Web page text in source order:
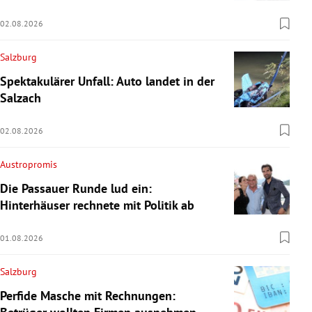
02.08.2026
Salzburg
Spektakulärer Unfall: Auto landet in der
Salzach
02.08.2026
Austropromis
Die Passauer Runde lud ein:
Hinterhäuser rechnete mit Politik ab
01.08.2026
Salzburg
Perfide Masche mit Rechnungen: